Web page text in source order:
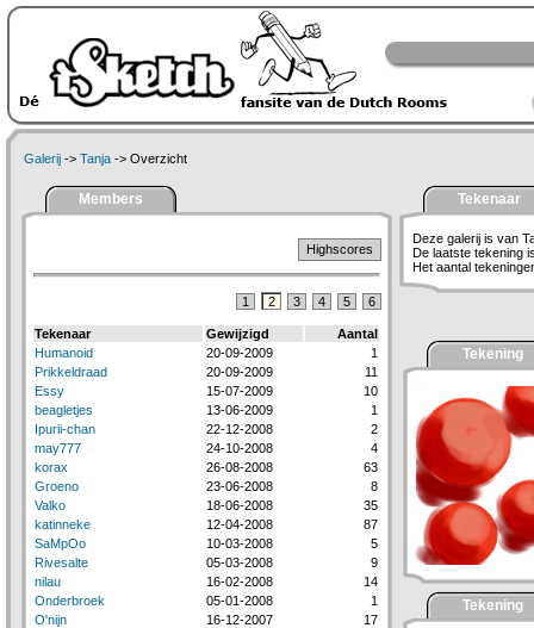
Galerij -> Tanja -> Overzicht
Members
Highscores
1 2 3 4 5 6
Tekenaar Gewijzigd
Aantal
Humanoid
20-09-2009
1
Prikkeldraad
20-09-2009
11
Essy
15-07-2009
10
beagletjes
13-06-2009
1
Ipurii-chan
22-12-2008
2
may777
24-10-2008
4
korax
26-08-2008
63
Groeno
23-06-2008
8
Valko
18-06-2008
35
katinneke
12-04-2008
87
SaMpOo
10-03-2008
5
Rivesalte
05-03-2008
9
nilau
16-02-2008
14
Onderbroek
05-01-2008
1
O'nijn
16-12-2007
17
Tekenaar
Deze galerij is van
De laatste tekening
Het aantal
Tekening
Tekening